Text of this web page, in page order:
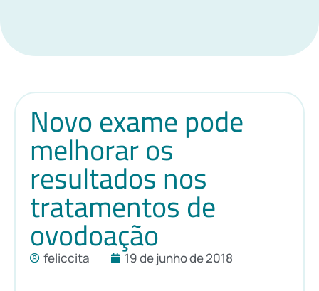
Novo exame pode
melhorar os
resultados nos
tratamentos de
ovodoação
feliccita 19 de junho de 2018